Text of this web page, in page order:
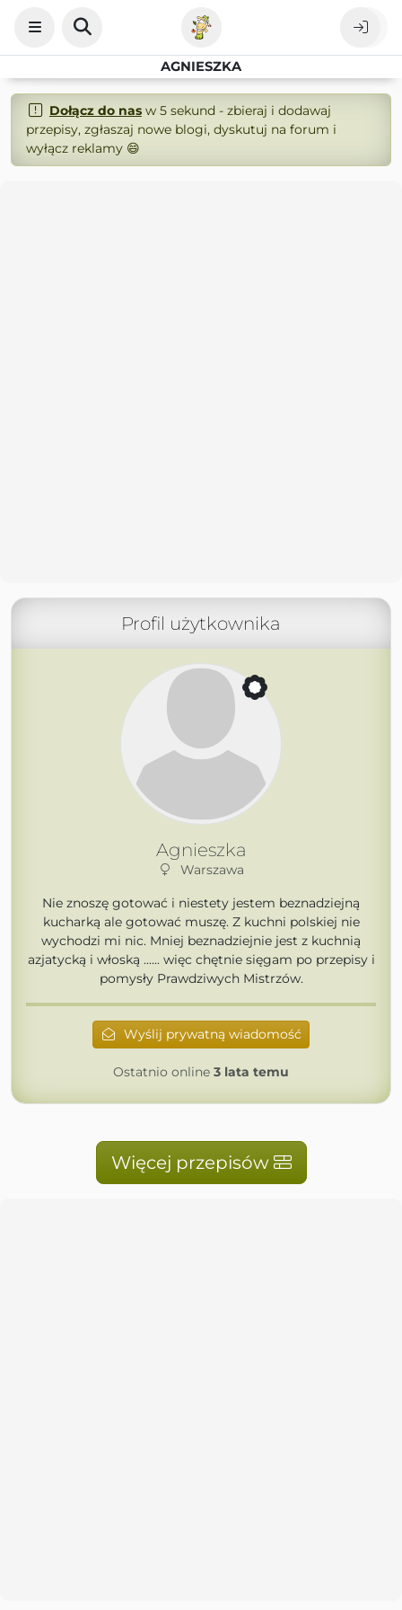
AGNIESZKA
Dołącz do nasw 5 sekund - zbieraj i dodawaj
przepisy, zgłaszaj nowe blogi, dyskutuj na forum i
wyłącz reklamy 😄
Profil użytkownika
Agnieszka
Warszawa
Nie znoszę gotować i niestety jestem beznadziejną
kucharką ale gotować muszę. Z kuchni polskiej nie
wychodzi mi nic. Mniej beznadziejnie jest z kuchnią
azjatycką i włoską ...... więc chętnie sięgam po przepisy i
pomysły Prawdziwych Mistrzów.
Wyślij prywatną wiadomość
Ostatnio online 3 lata temu
Więcej przepisów